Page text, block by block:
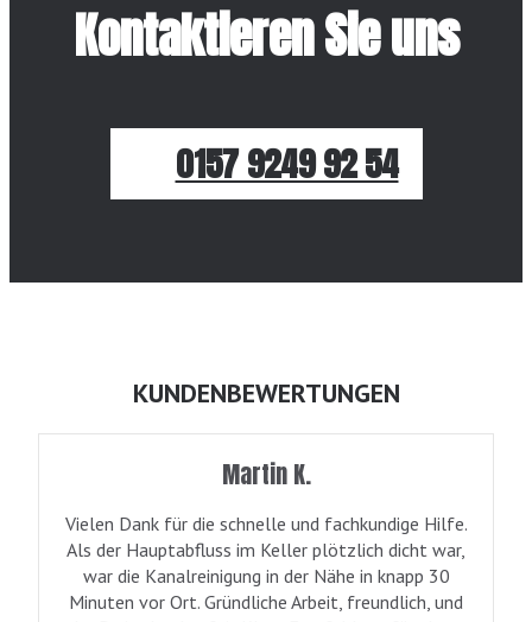
Kontaktieren Sie uns
0157 9249 92 54
KUNDENBEWERTUNGEN
Martin K.
Vielen Dank für die schnelle und fachkundige Hilfe.
Als der Hauptabfluss im Keller plötzlich dicht war,
war die Kanalreinigung in der Nähe in knapp 30
Minuten vor Ort. Gründliche Arbeit, freundlich, und